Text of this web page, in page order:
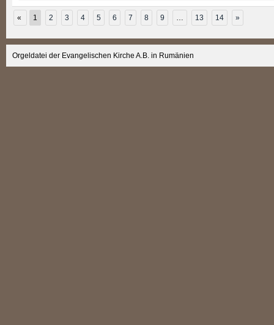
« 1 2 3 4 5 6 7 8 9 … 13 14 »
Orgeldatei der Evangelischen Kirche A.B. in Rumänien